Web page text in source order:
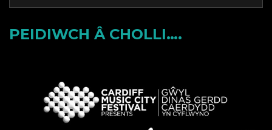
PEIDIWCH Â CHOLLI….